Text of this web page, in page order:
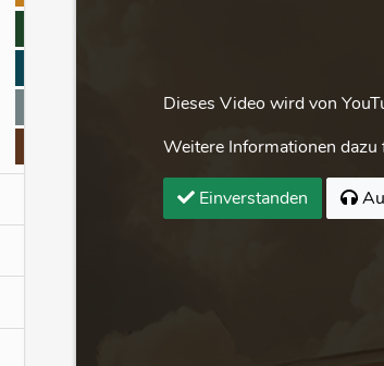
Dieses Video wird von
Weitere Informationen
Einverstanden